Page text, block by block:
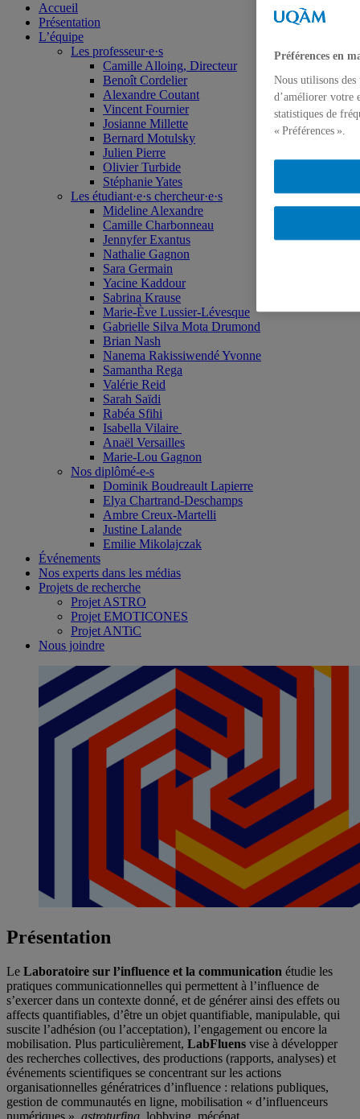
Accueil
Présentation
L’équipe
Les professeur·e·s
Camille Alloing, Directeur
Benoît Cordelier
Alexandre Coutant
Vincent Fournier
Josianne Millette
Bernard Motulsky
Julien Pierre
Olivier Turbide
Stéphanie Yates
Les étudiant·e·s chercheur·e·s
Mideline Alexandre
Camille Charbonneau
Jennyfer Exantus
Nathalie Gagnon
Sara Germain
Yacine Kaddour
Sabrina Krause
Marie-Ève Lussier-Lévesque
Gabrielle Silva Mota Drumond
Brian Nash
Nanema Rakissiwendé Yvonne
Samantha Rega
Valérie Reid
Sarah Saïdi
Rabéa Sfihi
Isabella Vilaire
Anaël Versailles
Marie-Lou Gagnon
Nos diplômé-e-s
Dominik Boudreault Lapierre
Elya Chartrand-Deschamps
Ambre Creux-Martelli
Justine Lalande
Emilie Mikolajczak
Événements
Nos experts dans les médias
Projets de recherche
Projet ASTRO
Projet EMOTICONES
Projet ANTiC
Nous joindre
Présentation
Le Laboratoire sur l’influence et la communication étudie les
pratiques communicationnelles qui permettent à l’influence de
s’exercer dans un contexte donné, et de générer ainsi des effets ou
affects quantifiables, d’être un objet quantifiable, manipulable, qui
suscite l’adhésion (ou l’acceptation), l’engagement ou encore la
mobilisation. Plus particulièrement, LabFluens vise à développer
des recherches collectives, des productions (rapports, analyses) et
événements scientifiques se concentrant sur les actions
organisationnelles génératrices d’influence : relations publiques,
gestion de communautés en ligne, mobilisation « d’influenceurs
numériques », astroturfing , lobbying, mécénat,
Préférences en
Nous utilisons
d’améliorer votre
statistiques de
« Préférences ».